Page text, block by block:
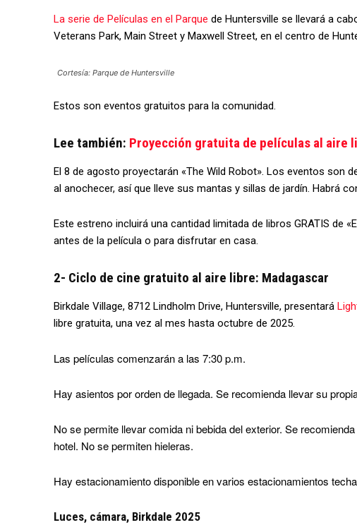
La serie de Películas en el Parque de Huntersville se llevará a
Veterans Park, Main Street y Maxwell Street, en el centro de
Cortesía: Parque de Huntersville
Estos son eventos gratuitos para la comunidad.
Lee también: Proyección gratuita de películas al aire
El 8 de agosto proyectarán «The Wild Robot». Los eventos son
al anochecer, así que lleve sus mantas y sillas de jardín. Habrá
Este estreno incluirá una cantidad limitada de libros GRATIS de
antes de la película o para disfrutar en casa.
2- Ciclo de cine gratuito al aire libre: Madagascar
Birkdale Village, 8712 Lindholm Drive, Huntersville, presentará
libre gratuita, una vez al mes hasta octubre de 2025.
Las películas comenzarán a las 7:30 p.m.
Hay asientos por orden de llegada. Se recomienda llevar su
No se permite llevar comida ni bebida del exterior. Se
hotel. No se permiten hieleras.
Hay estacionamiento disponible en varios estacionamientos
Luces, cámara, Birkdale 2025